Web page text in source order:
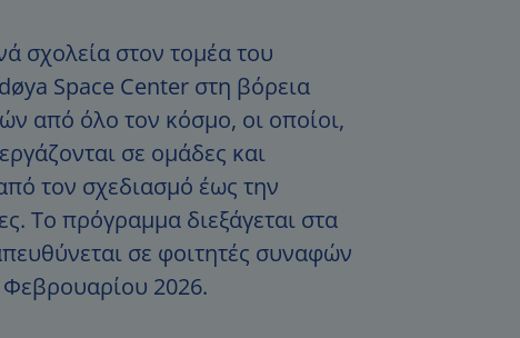
σχολεία στον τομέα του
Space Center στη βόρεια
από όλο τον κόσμο, οι οποίοι,
σε ομάδες και
τον σχεδιασμό έως την
Το πρόγραμμα διεξάγεται στα
σε φοιτητές συναφών
2026.